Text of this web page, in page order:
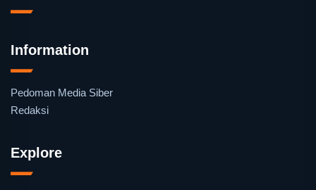
Information
Pedoman Media Siber
Redaksi
Explore